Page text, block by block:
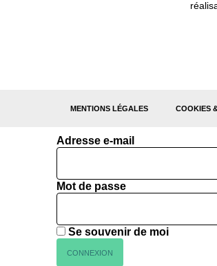
MENTIONS LÉGALES COOKIES
Adresse e-mail
Mot de passe
Se souvenir de moi
CONNEXION